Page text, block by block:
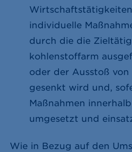
individuelle
durch die die
kohlenstoffarm
oder der Ausstoß von
gesenkt wird und,
Maßnahmen
umgesetzt und
Wie in Bezug auf den